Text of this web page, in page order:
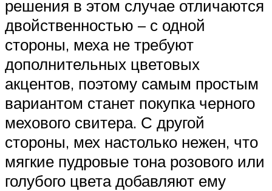
решения в этом случае отличаются
двойственностью – с одной
стороны, меха не требуют
дополнительных цветовых
акцентов, поэтому самым простым
вариантом станет покупка черного
мехового свитера. С другой
стороны, мех настолько нежен, что
мягкие пудровые тона розового или
голубого цвета добавляют ему